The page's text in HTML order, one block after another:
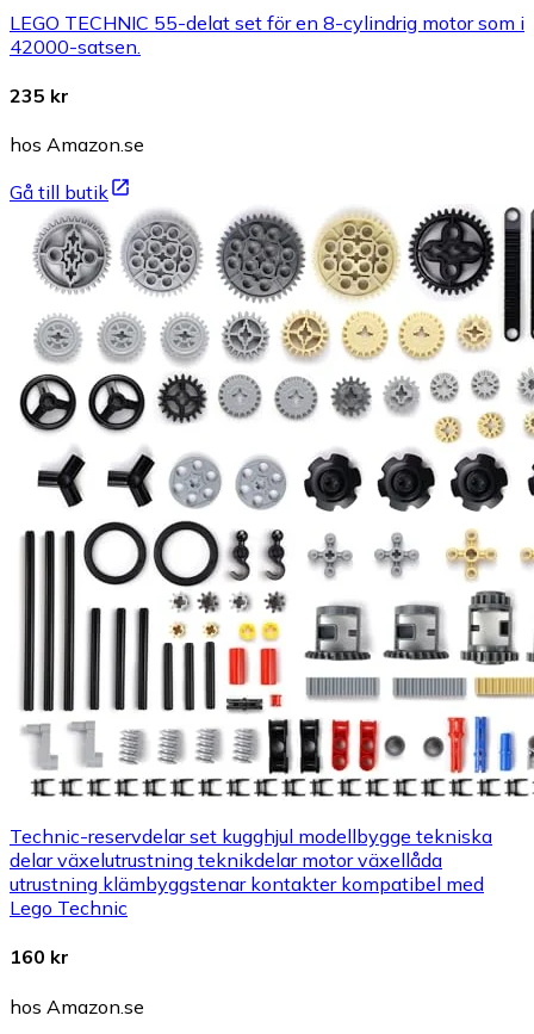
LEGO TECHNIC 55-delat set för en 8-cylindrig motor som i
42000-satsen.
235 kr
hos Amazon.se
Gå till butik
Technic-reservdelar set kugghjul modellbygge tekniska
delar växelutrustning teknikdelar motor växellåda
utrustning klämbyggstenar kontakter kompatibel med
Lego Technic
160 kr
hos Amazon.se